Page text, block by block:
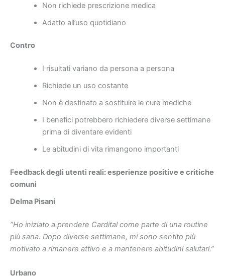
Non richiede prescrizione medica
Adatto all’uso quotidiano
Contro
I risultati variano da persona a persona
Richiede un uso costante
Non è destinato a sostituire le cure mediche
I benefici potrebbero richiedere diverse settimane
prima di diventare evidenti
Le abitudini di vita rimangono importanti
Feedback degli utenti reali: esperienze positive e critiche
comuni
Delma Pisani
“Ho iniziato a prendere Cardital come parte di una routine
più sana. Dopo diverse settimane, mi sono sentito più
motivato a rimanere attivo e a mantenere abitudini salutari.”
Urbano